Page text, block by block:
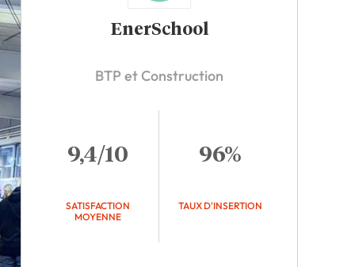
EnerSchool
BTP et Construction
9,4/10
SATISFACTION
MOYENNE
96%
TAUX D'INSERTION